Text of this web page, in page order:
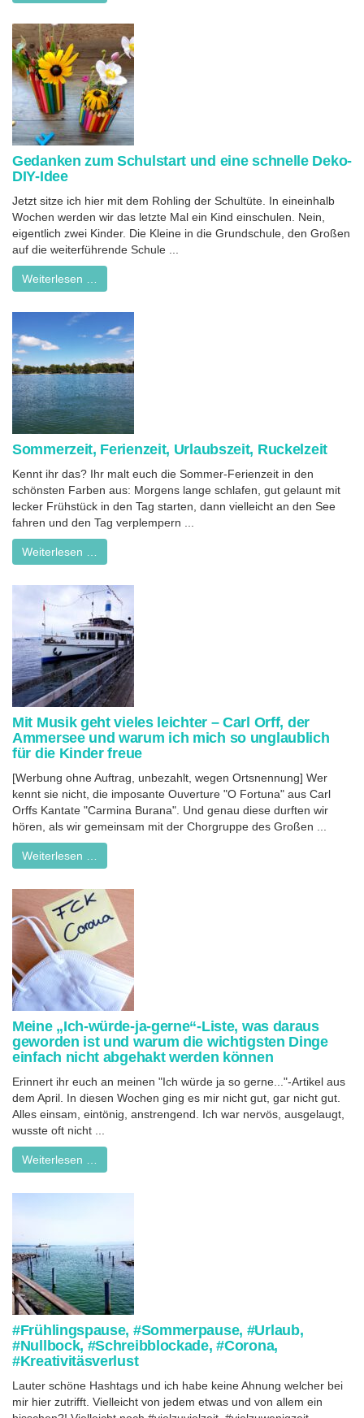
Gedanken zum Schulstart und eine schnelle Deko-
DIY-Idee
Jetzt sitze ich hier mit dem Rohling der Schultüte. In eineinhalb
Wochen werden wir das letzte Mal ein Kind einschulen. Nein,
eigentlich zwei Kinder. Die Kleine in die Grundschule, den Großen
auf die weiterführende Schule ...
Weiterlesen …
Sommerzeit, Ferienzeit, Urlaubszeit, Ruckelzeit
Kennt ihr das? Ihr malt euch die Sommer-Ferienzeit in den
schönsten Farben aus: Morgens lange schlafen, gut gelaunt mit
lecker Frühstück in den Tag starten, dann vielleicht an den See
fahren und den Tag verplempern ...
Weiterlesen …
Mit Musik geht vieles leichter – Carl Orff, der
Ammersee und warum ich mich so unglaublich
für die Kinder freue
[Werbung ohne Auftrag, unbezahlt, wegen Ortsnennung] Wer
kennt sie nicht, die imposante Ouverture "O Fortuna" aus Carl
Orffs Kantate "Carmina Burana". Und genau diese durften wir
hören, als wir gemeinsam mit der Chorgruppe des Großen ...
Weiterlesen …
Meine „Ich-würde-ja-gerne“-Liste, was daraus
geworden ist und warum die wichtigsten Dinge
einfach nicht abgehakt werden können
Erinnert ihr euch an meinen "Ich würde ja so gerne..."-Artikel aus
dem April. In diesen Wochen ging es mir nicht gut, gar nicht gut.
Alles einsam, eintönig, anstrengend. Ich war nervös, ausgelaugt,
wusste oft nicht ...
Weiterlesen …
#Frühlingspause, #Sommerpause, #Urlaub,
#Nullbock, #Schreibblockade, #Corona,
#Kreativitäsverlust
Lauter schöne Hashtags und ich habe keine Ahnung welcher bei
mir hier zutrifft. Vielleicht von jedem etwas und von allem ein